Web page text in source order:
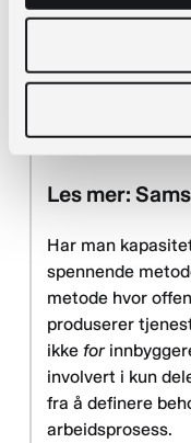
opplevelser kan
kommunen
det vekke et
historie og gode
Les mer:
Har man
spennende
metode hvor
produserer
ikke for
involvert i kun
fra å definere
arbeidsprosess.